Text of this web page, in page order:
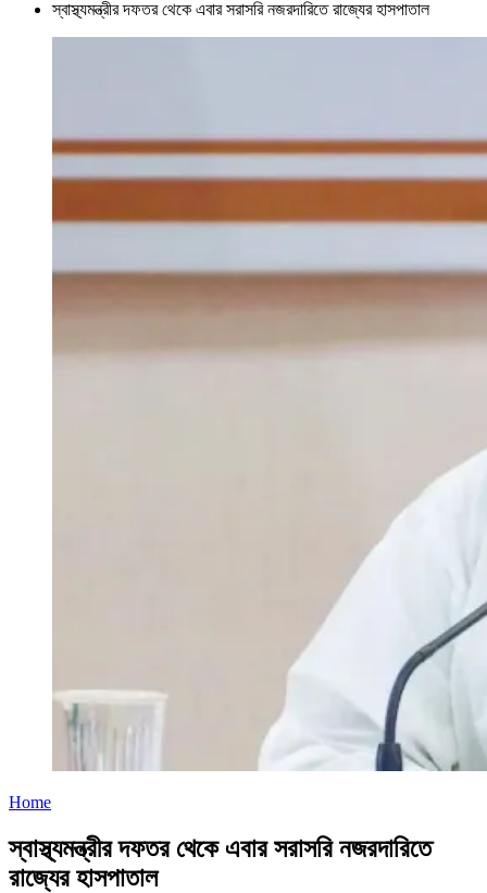
স্বাস্থ্যমন্ত্রীর দফতর থেকে এবার সরাসরি নজরদারিতে রাজ্যের হাসপাতাল
Home
স্বাস্থ্যমন্ত্রীর দফতর থেকে এবার সরাসরি নজরদারিতে
রাজ্যের হাসপাতাল